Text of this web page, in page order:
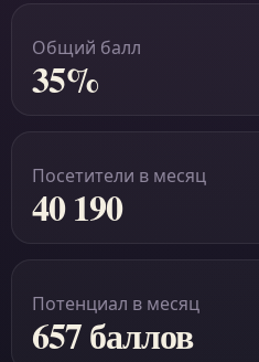
Общий балл
35%
Посетители в месяц
40 190
Потенциал в месяц
657 баллов